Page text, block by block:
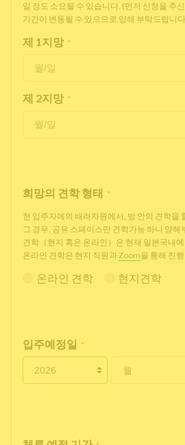
일 정도 소요될 수 있습니다. (먼저 신청을 주
기간이 변동될 수 있으므로 양해 부탁드립니
제 1지망 *
제 2지망 *
희망의 견학 형태 *
현 입주자에의 배려차원에서, 방 안의 견학을
그 경우, 공유 스페이스만 견학가능 하니 양해
견학（현지 혹은 온라인）은 현재 일본국내
온라인 견학은 현지 직원과Zoom을 통해 진
온라인 견학 현지견학
입주예정일 *